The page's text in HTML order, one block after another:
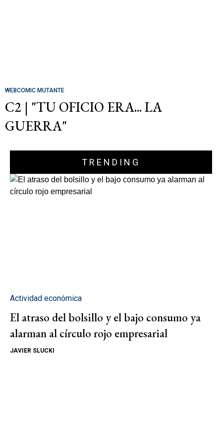
WEBCOMIC MUTANTE
C2 | "TU OFICIO ERA... LA
GUERRA"
TRENDING
Actividad económica
El atraso del bolsillo y el bajo consumo ya
alarman al círculo rojo empresarial
JAVIER SLUCKI